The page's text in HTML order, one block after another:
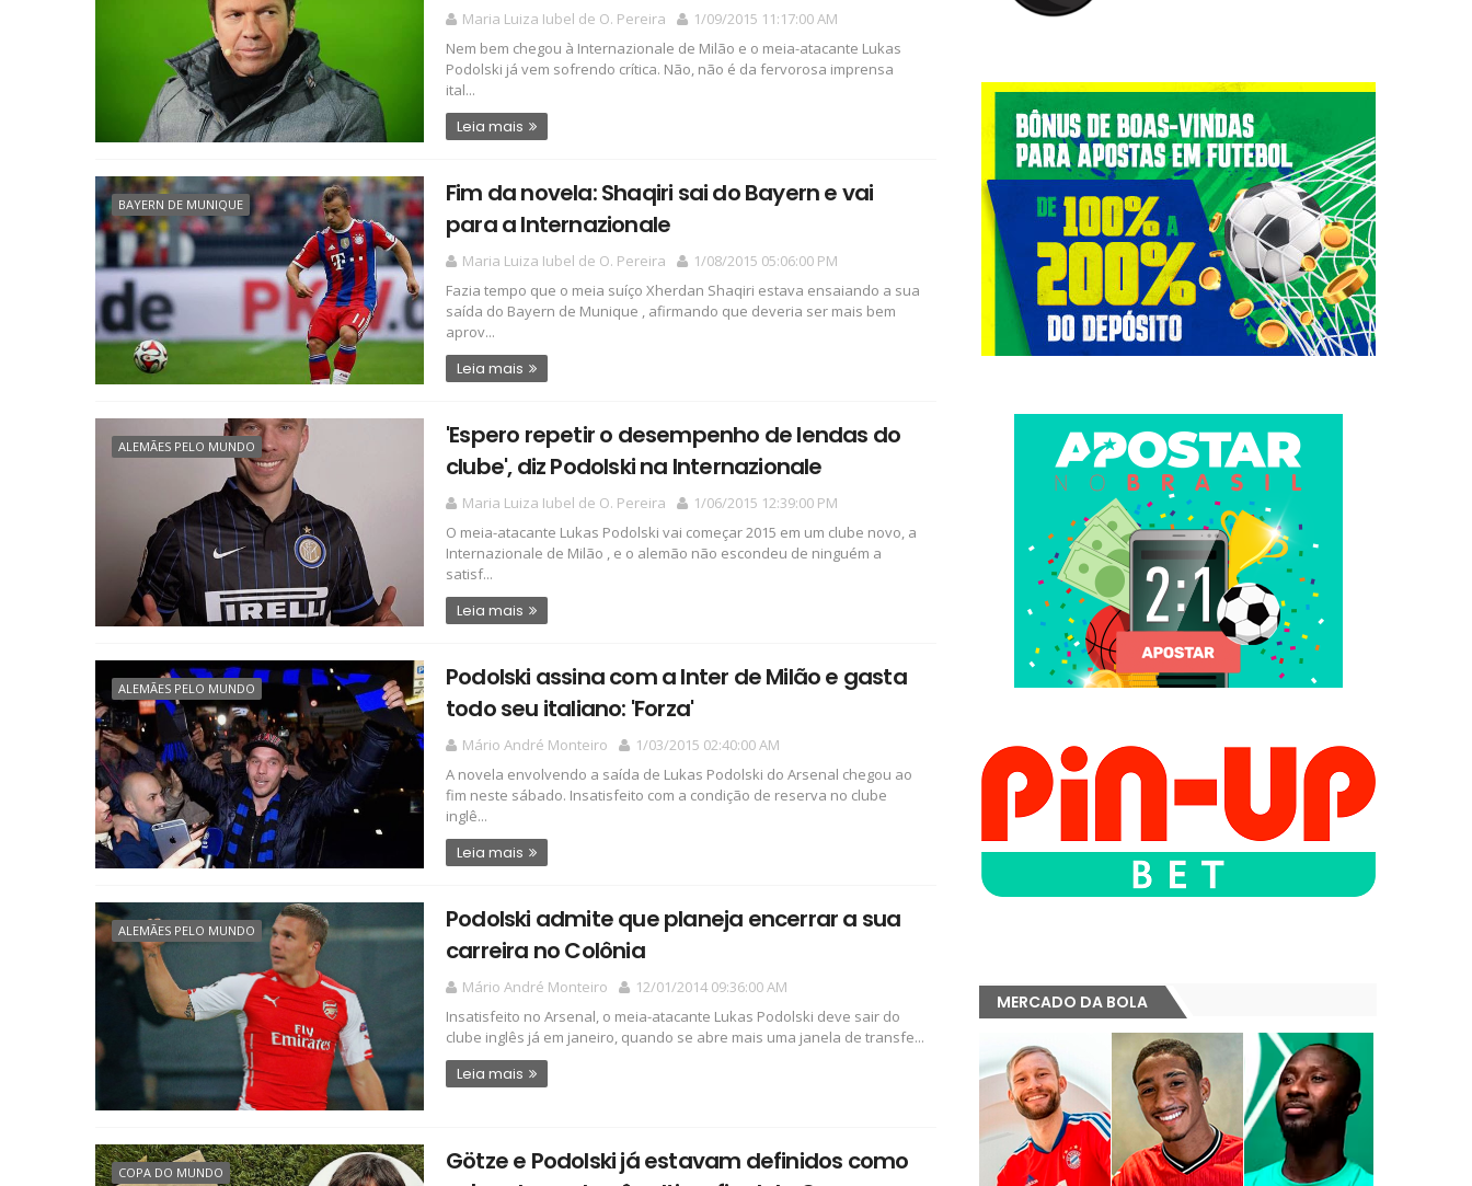
Maria Luiza Iubel de O. Pereira
1/09/2015 11:17:00 AM
Nem bem chegou à Internazionale de Milão e o meia-atacante Lukas
Podolski já vem sofrendo crítica. Não, não é da fervorosa imprensa
ital...
Leia mais
BAYERN DE MUNIQUE
Fim da novela: Shaqiri sai do Bayern e vai
para a Internazionale
Maria Luiza Iubel de O. Pereira
1/08/2015 05:06:00 PM
Fazia tempo que o meia suíço Xherdan Shaqiri estava ensaiando a sua
saída do Bayern de Munique , afirmando que deveria ser mais bem
aprov...
Leia mais
ALEMÃES PELO MUNDO
'Espero repetir o desempenho de lendas do
clube', diz Podolski na Internazionale
Maria Luiza Iubel de O. Pereira
1/06/2015 12:39:00 PM
O meia-atacante Lukas Podolski vai começar 2015 em um clube novo, a
Internazionale de Milão , e o alemão não escondeu de ninguém a
satisf...
Leia mais
ALEMÃES PELO MUNDO
Podolski assina com a Inter de Milão e gasta
todo seu italiano: 'Forza'
Mário André Monteiro
1/03/2015 02:40:00 AM
A novela envolvendo a saída de Lukas Podolski do Arsenal chegou ao
fim neste sábado. Insatisfeito com a condição de reserva no clube
inglê...
Leia mais
ALEMÃES PELO MUNDO
Podolski admite que planeja encerrar a sua
carreira no Colônia
Mário André Monteiro
12/01/2014 09:36:00 AM
Insatisfeito no Arsenal, o meia-atacante Lukas Podolski deve sair do
clube inglês já em janeiro, quando se abre mais uma janela de transfe...
Leia mais
COPA DO MUNDO
Götze e Podolski já estavam definidos como
MERCADO DA BOLA